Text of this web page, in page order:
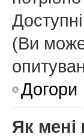
(Ви
Догори
Як мені